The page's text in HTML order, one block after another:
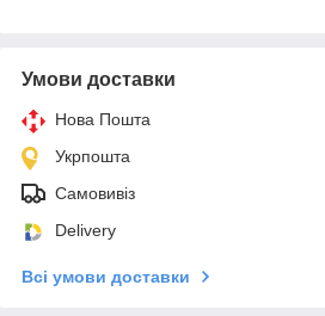
Умови доставки
Нова Пошта
Укрпошта
Самовивіз
Delivery
Всі умови доставки